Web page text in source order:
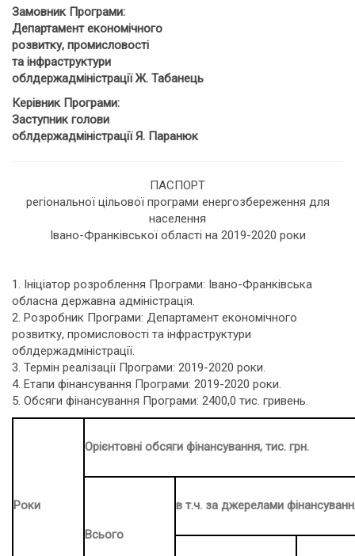
Замовник Програми:
Департамент економічного
розвитку, промисловості
та інфраструктури
облдержадміністрації Ж. Табанець
Керівник Програми:
Заступник голови
облдержадміністрації Я. Паранюк
ПАСПОРТ
регіональної цільової програми енергозбереження для
населення
Івано-Франківської області на 2019-2020 роки
1. Ініціатор розроблення Програми: Івано-Франківська
обласна державна адміністрація.
2. Розробник Програми: Департамент економічного
розвитку, промисловості та інфраструктури
облдержадміністрації.
3. Термін реалізації Програми: 2019-2020 роки.
4. Етапи фінансування Програми: 2019-2020 роки.
5. Обсяги фінансування Програми: 2400,0 тис. гривень.
Роки
Орієнтовні обсяги фінансування, тис. грн.
Всього
в т.ч. за джерелами